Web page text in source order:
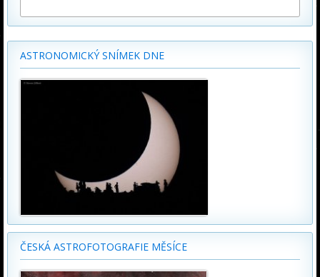
ASTRONOMICKÝ SNÍMEK DNE
ČESKÁ ASTROFOTOGRAFIE MĚSÍCE